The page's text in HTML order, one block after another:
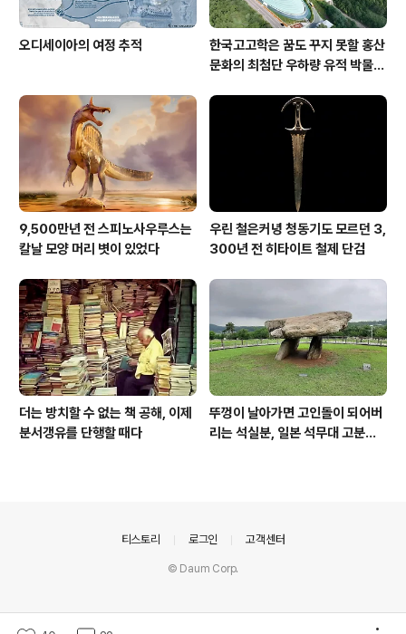
오디세이아의 여정 추적
한국고고학은 꿈도 꾸지 못할 홍산
문화의 최첨단 우하량 유적 박물관
9,500만년 전 스피노사우루스는
칼날 모양 머리 볏이 있었다
우린 철은커녕 청동기도 모르던 3,
300년 전 히타이트 철제 단검
더는 방치할 수 없는 책 공해, 이제
분서갱유를 단행할 때다
뚜껑이 날아가면 고인돌이 되어버
리는 석실분, 일본 석무대 고분의
티스토리 로그인 고객센터
© Daum Corp.